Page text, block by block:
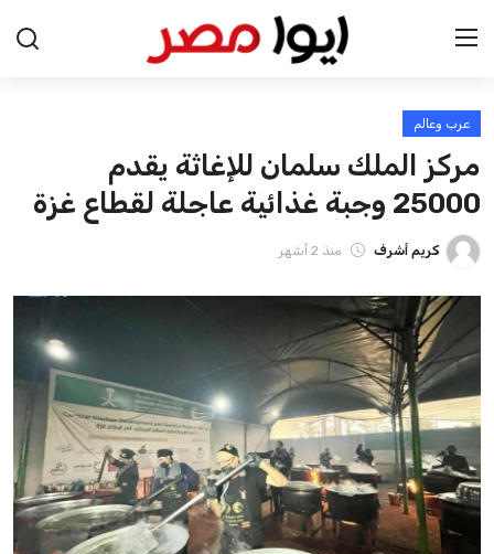
الرئيسية
اخبار مصر
عرب وعالم
اقتصاد
اخبار الرياضة
منوعات
فن وثقافة
علوم وتكنولوجيا
عرب وعالم
مركز الملك سلمان للإغاثة يقدم
25000 وجبة غذائية عاجلة لقطاع غزة
كريم أشرف منذ 2 أشهر